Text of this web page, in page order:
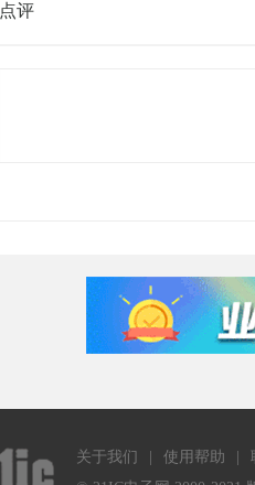
点评
关于我们 使用帮助